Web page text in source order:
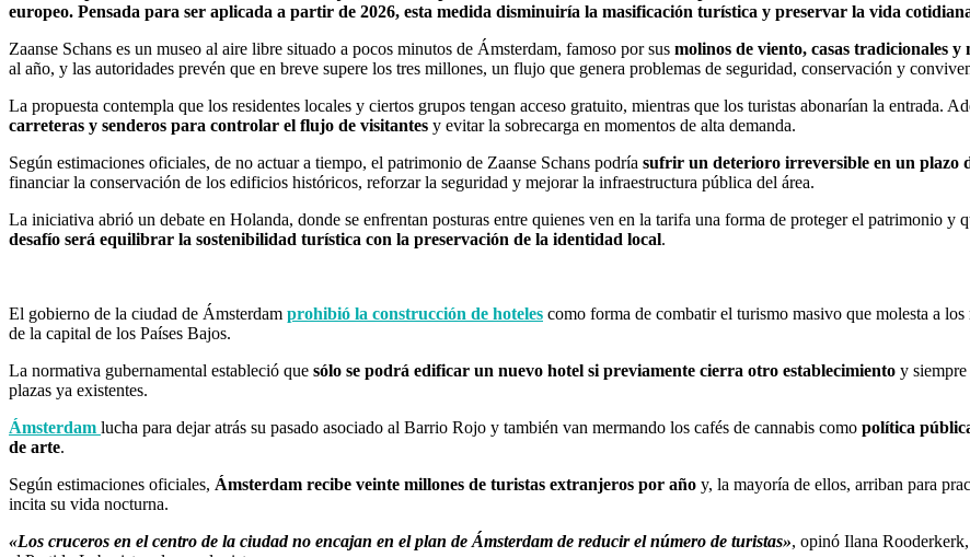
europeo. Pensada para ser aplicada a partir de 2026, esta medida disminuiría la masificación turística y preservar la vida
Zaanse Schans es un museo al aire libre situado a pocos minutos de Ámsterdam, famoso por sus molinos de viento, casas tradicionales y
al año, y las autoridades prevén que en breve supere los tres millones, un flujo que genera problemas de seguridad, conservación y
La propuesta contempla que los residentes locales y ciertos grupos tengan acceso gratuito, mientras que los turistas abonarían la entrada.
carreteras y senderos para controlar el flujo de visitantes y evitar la sobrecarga en momentos de alta demanda.
Según estimaciones oficiales, de no actuar a tiempo, el patrimonio de Zaanse Schans podría sufrir un deterioro irreversible en un plazo
financiar la conservación de los edificios históricos, reforzar la seguridad y mejorar la infraestructura pública del área.
La iniciativa abrió un debate en Holanda, donde se enfrentan posturas entre quienes ven en la tarifa una forma de proteger el patrimonio y
desafío será equilibrar la sostenibilidad turística con la preservación de la identidad local.
El gobierno de la ciudad de Ámsterdam prohibió la construcción de hoteles como forma de combatir el turismo masivo que molesta a
de la capital de los Países Bajos.
La normativa gubernamental estableció que sólo se podrá edificar un nuevo hotel si previamente cierra otro establecimiento y
plazas ya existentes.
Ámsterdam lucha para dejar atrás su pasado asociado al Barrio Rojo y también van mermando los cafés de cannabis como política
de arte.
Según estimaciones oficiales, Ámsterdam recibe veinte millones de turistas extranjeros por año y, la mayoría de ellos, arriban para
incita su vida nocturna.
«Los cruceros en el centro de la ciudad no encajan en el plan de Ámsterdam de reducir el número de turistas», opinó Ilana